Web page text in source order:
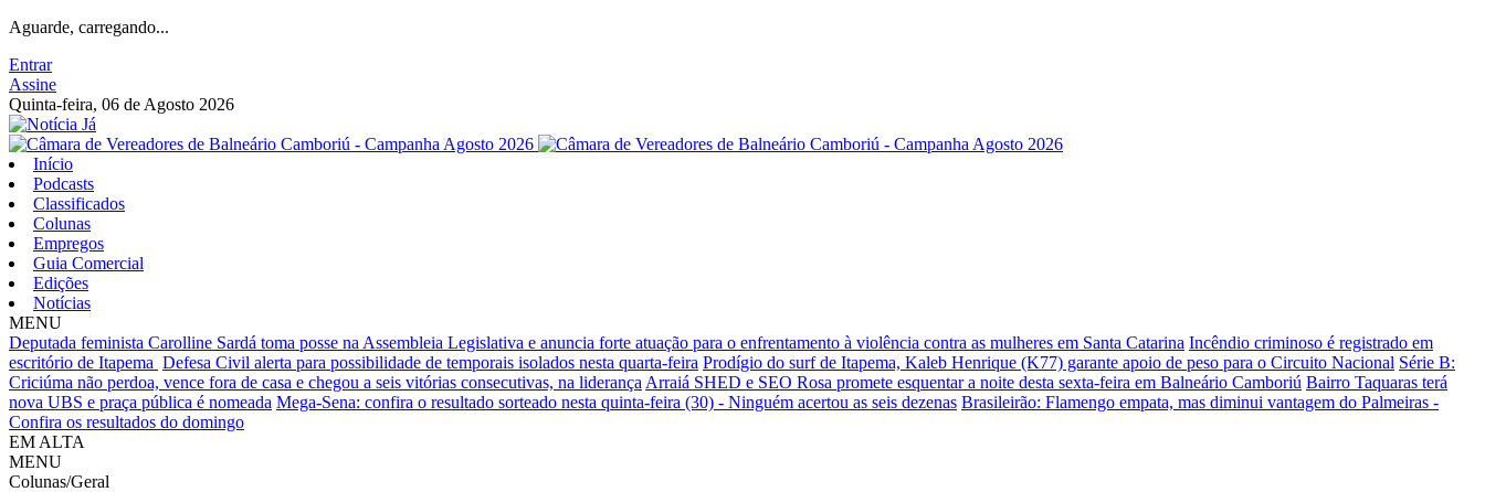
Aguarde, carregando...
Entrar
Assine
Quinta-feira, 06 de Agosto 2026
Início
Podcasts
Classificados
Colunas
Empregos
Guia Comercial
Edições
Notícias
MENU
Deputada feminista Carolline Sardá toma posse na Assembleia Legislativa e anuncia forte atuação para o enfrentamento à violência contra as mulheres em Santa Catarina Incêndio criminoso é registrado em
escritório de Itapema Defesa Civil alerta para possibilidade de temporais isolados nesta quarta-feira Prodígio do surf de Itapema, Kaleb Henrique (K77) garante apoio de peso para o Circuito Nacional Série B:
Criciúma não perdoa, vence fora de casa e chegou a seis vitórias consecutivas, na liderança Arraiá SHED e SEO Rosa promete esquentar a noite desta sexta-feira em Balneário Camboriú Bairro Taquaras terá
nova UBS e praça pública é nomeada Mega-Sena: confira o resultado sorteado nesta quinta-feira (30) - Ninguém acertou as seis dezenas Brasileirão: Flamengo empata, mas diminui vantagem do Palmeiras -
Confira os resultados do domingo
EM ALTA
MENU
Colunas/Geral